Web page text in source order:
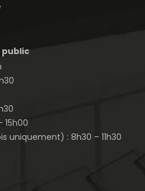
15h00
uniquement) : 8h30 – 11h30